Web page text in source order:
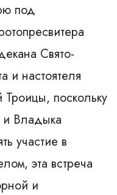
под
Свято-
и настоятеля
Троицы, поскольку
и Владыка
участие в
эта встреча
и